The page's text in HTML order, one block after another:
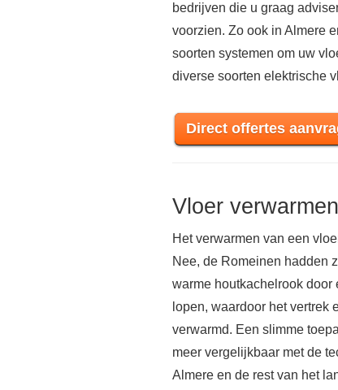
bedrijven die u graag
voorzien. Zo ook in Almere
soorten systemen om uw
diverse soorten elektrische
Direct offertes
Vloer
Het verwarmen van een
Nee, de Romeinen hadden
warme houtkachelrook
lopen, waardoor het vertrek
verwarmd. Een slimme
meer vergelijkbaar met de
Almere en de rest van het